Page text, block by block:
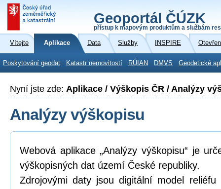
Geoportál ČÚZK
přístup k mapovým produktům a službám
Vítejte Aplikace Data Služby INSPIRE
Poskytování geodat Katastr nemovitostí RÚIAN DMVS Geodetické
Nyní jste zde: Aplikace / Výškopis ČR / Analýzy
Analýzy výškopisu
Webová aplikace „Analýzy výškopisu“ je
výškopisných dat území České republiky.
Zdrojovými daty jsou digitální model